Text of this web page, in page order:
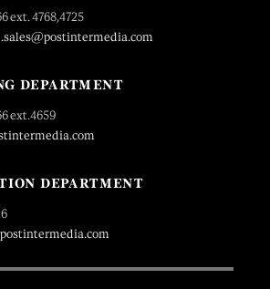
ext. 4768,4725
DEPARTMENT
ext.4659
DEPARTMENT